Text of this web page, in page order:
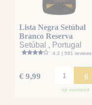
Lista Negra Setúbal
Branco Reserva
Setúbal , Portugal
4.2 | 581 reviews
€ 9,99 g
op voorraad